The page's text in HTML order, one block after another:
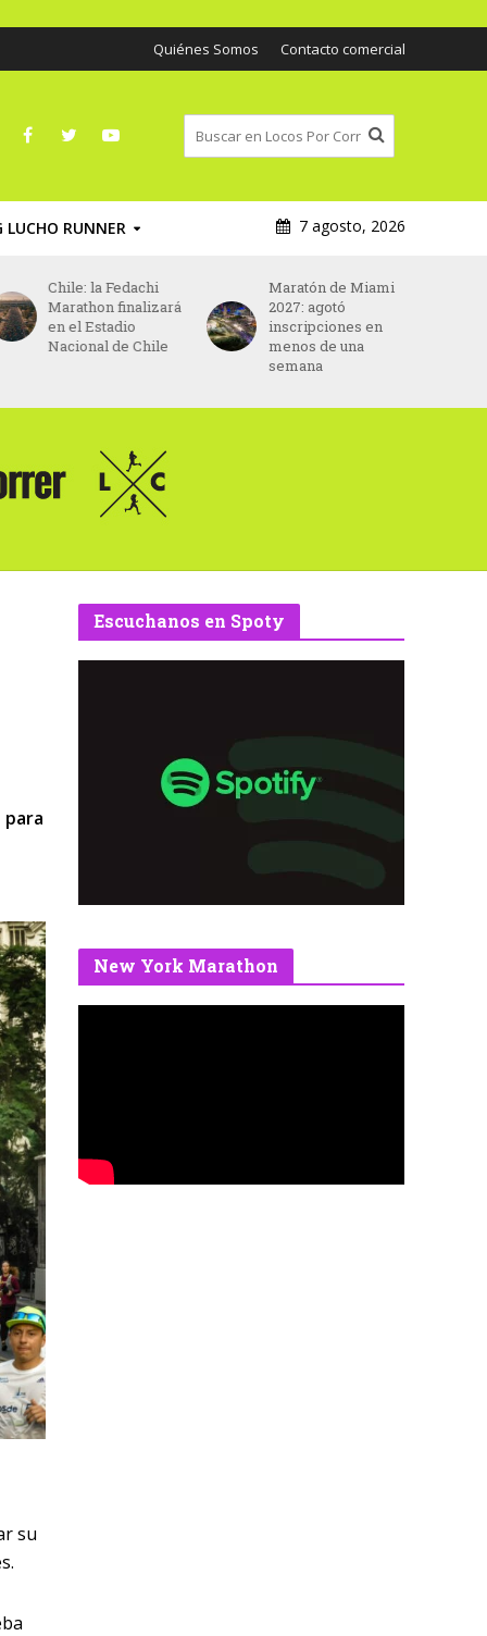
Quiénes Somos Contacto comercial
LUCHO RUNNER 7 agosto, 2026
Maratón de Miami
2027: agotó
inscripciones en
menos de una
Asics será el nuevo
patrocinador
principal del
Maratón de París
desde 2027
para
su
Escuchanos en Spoty
New York Marathon